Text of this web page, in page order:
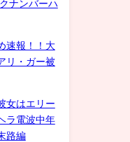
ナンバーハ
速報！！大
リ・ガー被
女はエリー
ラ電波中年
路編